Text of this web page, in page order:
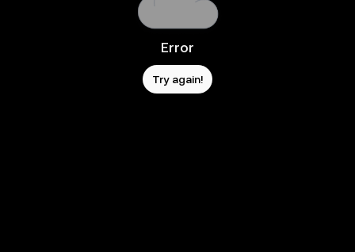
Error
Try again!